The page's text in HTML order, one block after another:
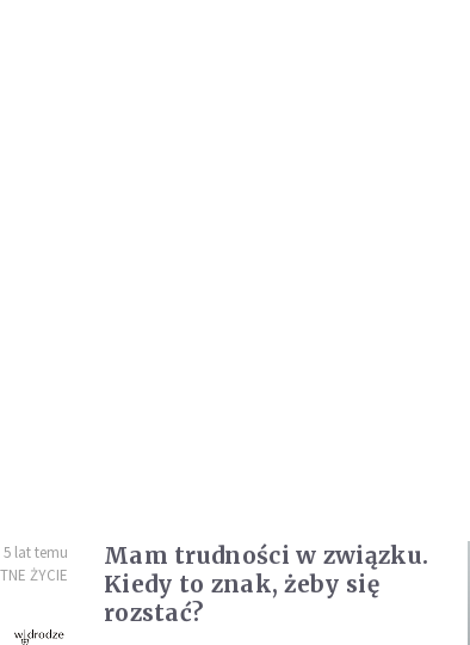
5 lat temu
ŻYCIE
Mam trudności w związku.
Kiedy to znak, żeby się
rozstać?